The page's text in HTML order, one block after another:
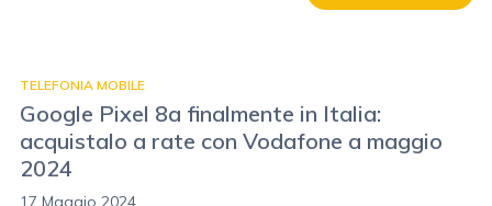
TELEFONIA MOBILE
Google Pixel 8a finalmente in Italia:
acquistalo a rate con Vodafone a maggio
2024
17 Maggio 2024